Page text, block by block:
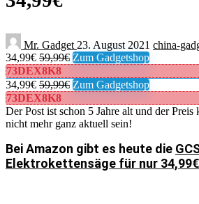
Mr. Gadget 23. August 2021 china-
34,99€ 59,99€ Zum Gadgetshop
73DEX8K8
34,99€ 59,99€ Zum Gadgetshop
73DEX8K8
Der Post ist schon 5 Jahre alt und der Preis
nicht mehr ganz aktuell sein!
Bei Amazon gibt es heute die
Elektrokettensäge für nur